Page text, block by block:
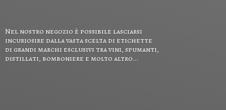
Nel nostro negozio è possibile lasciarsi
incuriosire dalla vasta scelta di etichette
di grandi marchi esclusivi tra vini, spumanti,
distillati, bomboniere e molto altro...